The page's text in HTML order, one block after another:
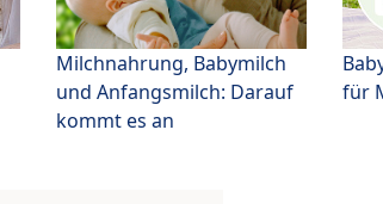
Milchnahrung, Babymilch
und Anfangsmilch: Darauf
kommt es an
für